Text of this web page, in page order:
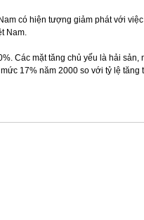
có hiện tượng giảm phát với
Nam.
Các mặt tăng chủ yếu là hải
17% năm 2000 so với tỷ lệ